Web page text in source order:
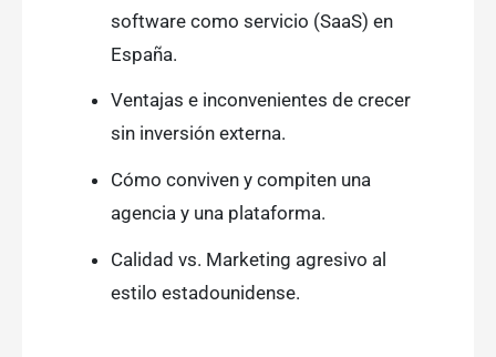
software como servicio (SaaS) en
España.
Ventajas e inconvenientes de crecer
sin inversión externa.
Cómo conviven y compiten una
agencia y una plataforma.
Calidad vs. Marketing agresivo al
estilo estadounidense.